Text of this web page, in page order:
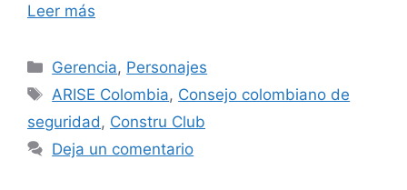
Leer más
Categorías
Gerencia, Personajes
Etiquetas
ARISE Colombia, Consejo colombiano de
seguridad , Constru Club
Deja un comentario